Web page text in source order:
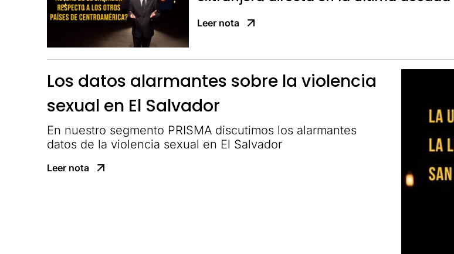
Leer nota
Los datos alarmantes sobre la violencia
sexual en El Salvador
En nuestro segmento PRISMA discutimos los alarmantes
datos de la violencia sexual en El Salvador
Leer nota